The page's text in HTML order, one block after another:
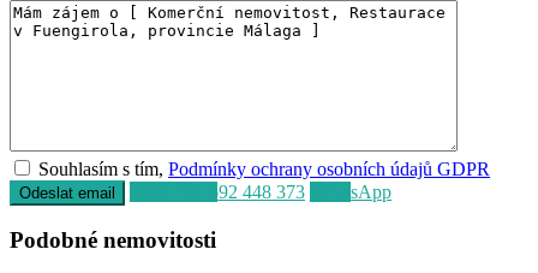
Souhlasím s tím,Podmínky ochrany osobních údajů GDPR
+34 692 448 373 WhatsApp
Podobné nemovitosti